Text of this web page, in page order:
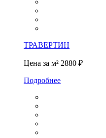
ТРАВЕРТИН
Цена за м² 2880 ₽
Подробнее